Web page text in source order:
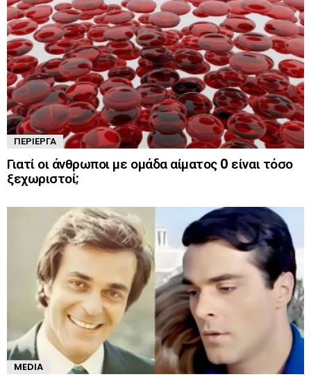
ΠΕΡΊΕΡΓΑ
Γιατί οι άνθρωποι με ομάδα αίματος 0 είναι τόσο
ξεχωριστοί;
MEDIA